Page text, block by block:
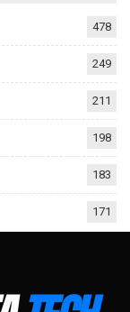
478
249
211
198
183
171